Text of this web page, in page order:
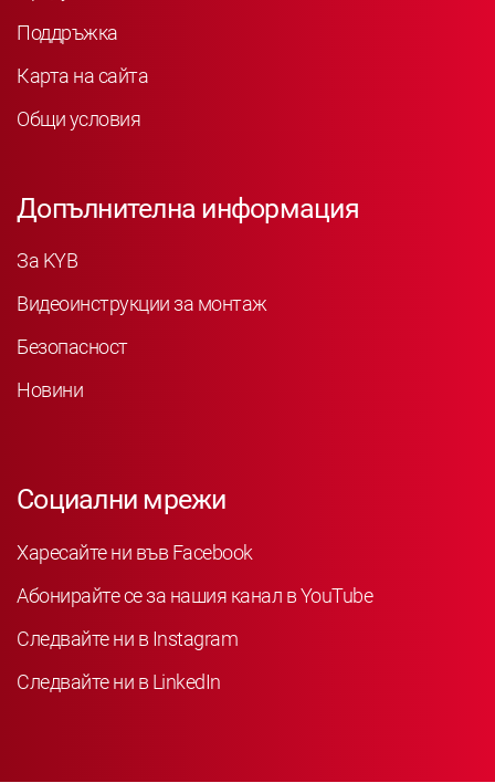
Поддръжка
Карта на сайта
Общи условия
Допълнителна информация
За KYB
Видеоинструкции за монтаж
Безопасност
Новини
Социални мрежи
Харесайте ни във Facebook
Абонирайте се за нашия канал в YouTube
Следвайте ни в Instagram
Следвайте ни в LinkedIn